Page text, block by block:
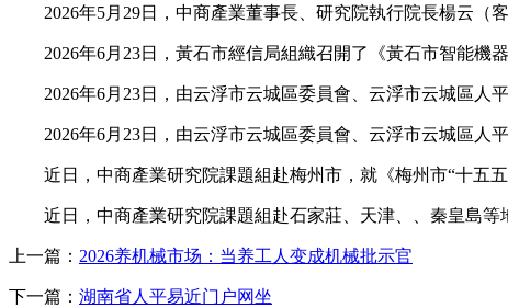
2026年5月29日，中商產業董事長、研究院執行院長楊云（客
2026年6月23日，黃石市經信局組織召開了《黃石市智能機器
2026年6月23日，由云浮市云城區委員會、云浮市云城區人
2026年6月23日，由云浮市云城區委員會、云浮市云城區人
近日，中商產業研究院課題組赴梅州市，就《梅州市“十五五
近日，中商產業研究院課題組赴石家莊、天津、、秦皇島等
上一篇： 2026养机械市场：当养工人变成机械批示官
下一篇： 湖南省人平易近门户网坐